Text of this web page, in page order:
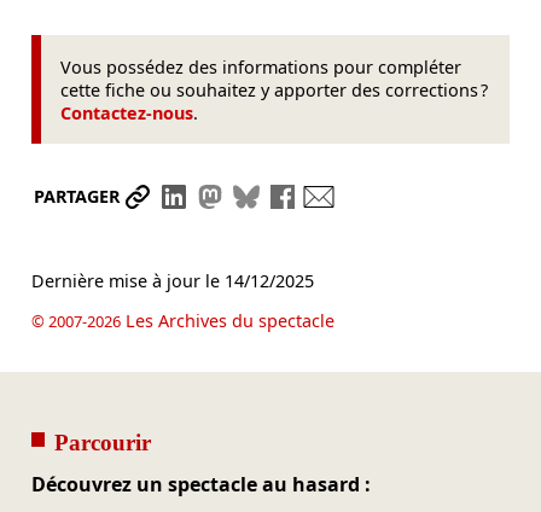
Vous possédez des informations pour compléter
cette fiche ou souhaitez y apporter des corrections ?
Contactez-nous.
PARTAGER Partager le lien
Partager sur LinkedIn
Partager sur Mastodon
Partager sur Bluesky
Partager sur Facebook
Dernière mise à jour le 14/12/2025
© 2007-2026Les Archives du spectacle
Parcourir
Découvrez un spectacle au hasard :